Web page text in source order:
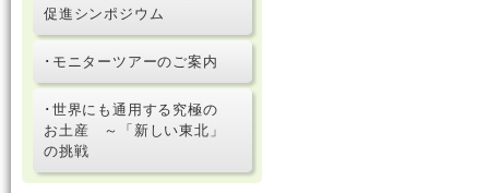
促進シンポジウム
･モニターツアーのご案内
･世界にも通用する究極の
お土産 ～「新しい東北」
の挑戦